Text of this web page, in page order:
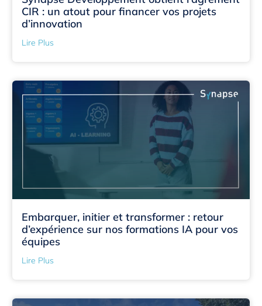
CIR : un atout pour financer vos projets
d’innovation
Lire Plus
Embarquer, initier et transformer : retour
d’expérience sur nos formations IA pour vos
équipes
Lire Plus